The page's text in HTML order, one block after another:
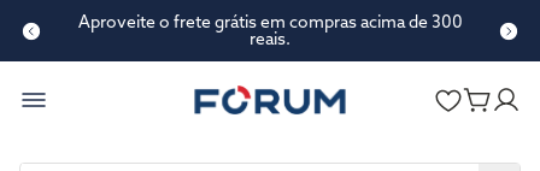
Aproveite o frete grátis em compras acima de 300
reais.